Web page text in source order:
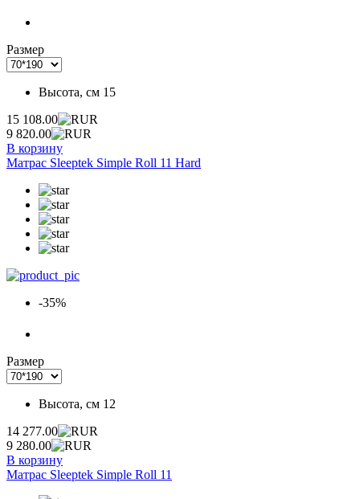
Размер
Высота, см 15
15 108.00
9 820.00
В корзину
Матрас Sleeptek Simple Roll 11 Hard
-35%
Размер
Высота, см 12
14 277.00
9 280.00
В корзину
Матрас Sleeptek Simple Roll 11